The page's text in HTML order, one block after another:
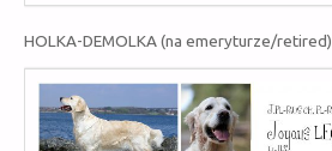
HOLKA-DEMOLKA (na emeryturze/retired)